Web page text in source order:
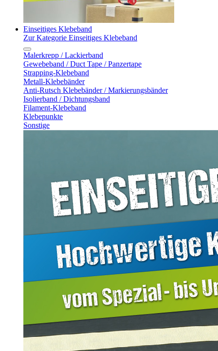
Einseitiges Klebeband
Zur Kategorie Einseitiges Klebeband
Malerkrepp / Lackierband
Gewebeband / Duct Tape / Panzertape
Strapping-Klebeband
Metall-Klebebänder
Anti-Rutsch Klebebänder / Markierungsbänder
Isolierband / Dichtungsband
Filament-Klebeband
Klebepunkte
Sonstige